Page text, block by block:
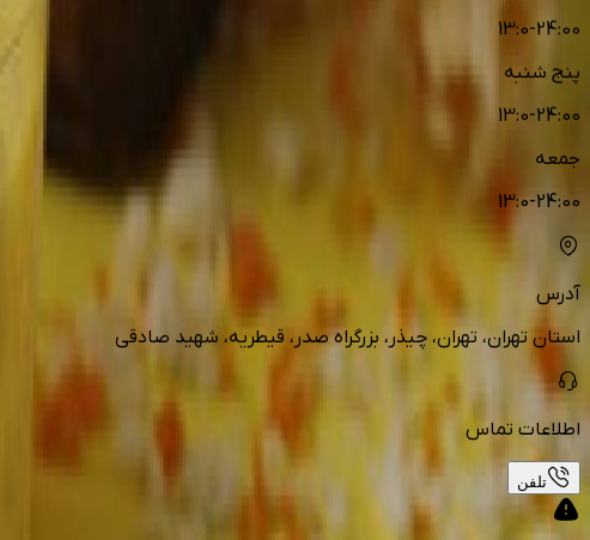
13:0-24:00
پنج شنبه
13:0-24:00
جمعه
13:0-24:00
آدرس
استان تهران، تهران، چیذر، بزرگراه صدر، قیطریه، شهید صادقی
اطلاعات تماس
تلفن